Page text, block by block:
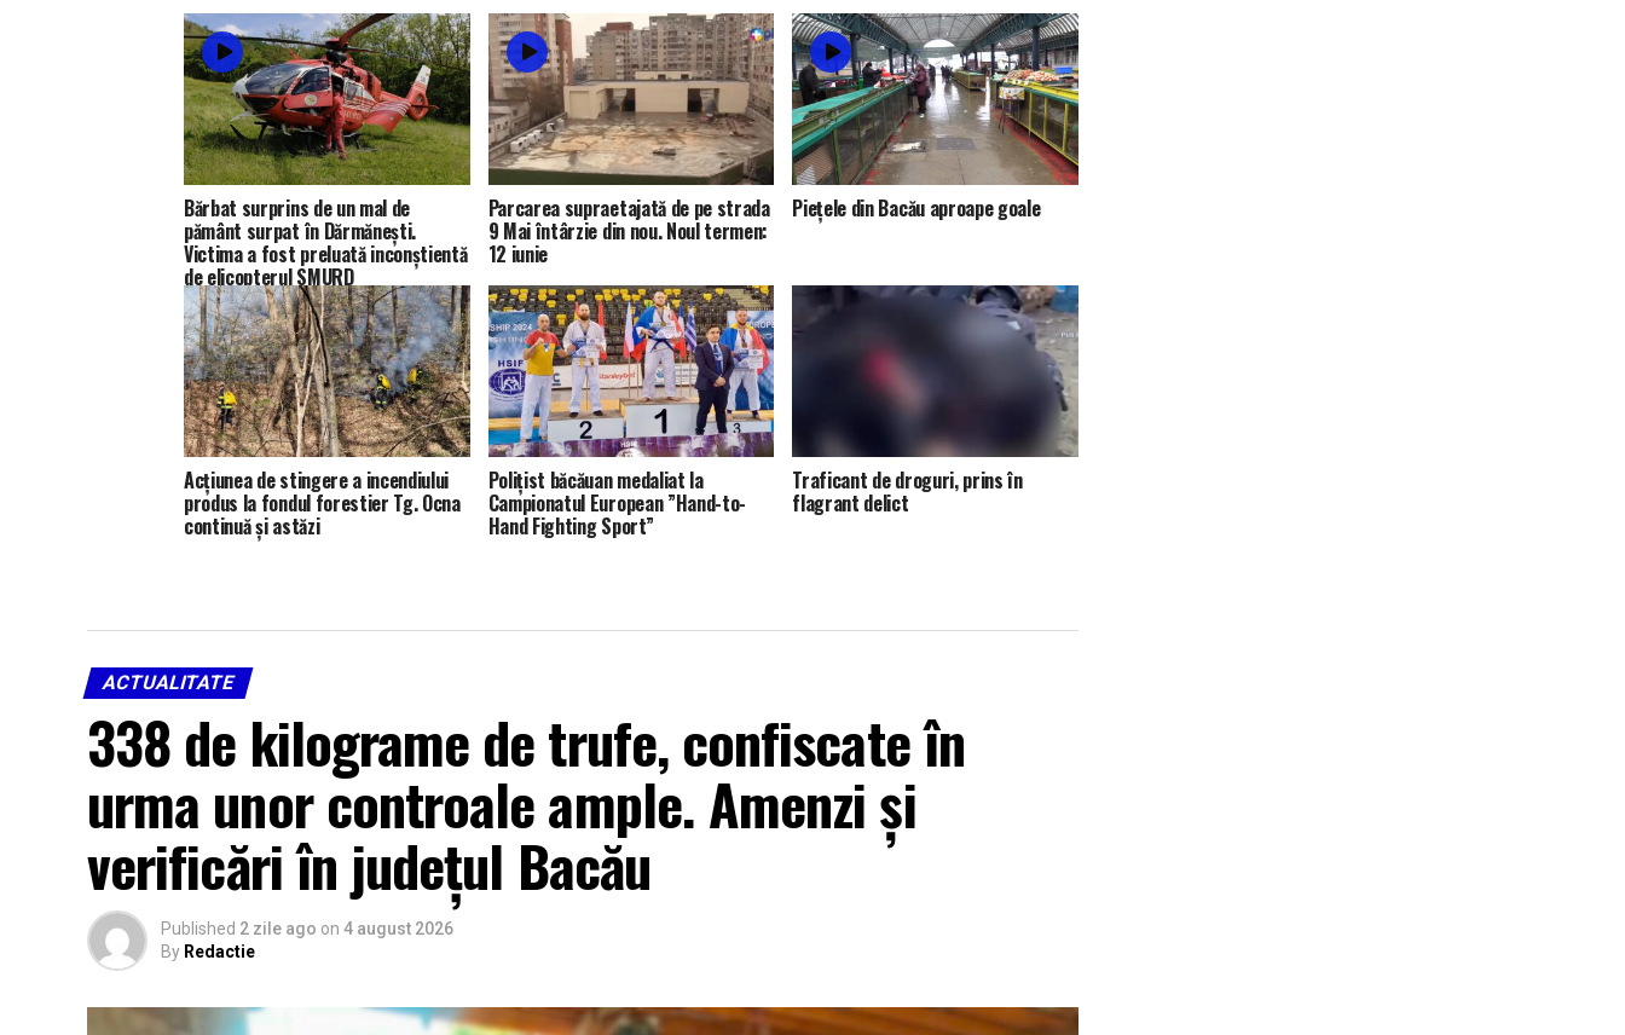
Bărbat surprins de un mal de
pământ surpat în Dărmănești.
Victima a fost preluată inconștientă
de elicopterul SMURD
Parcarea supraetajată de pe strada
9 Mai întârzie din nou. Noul termen:
12 iunie
Piețele din Bacău aproape goale
Acțiunea de stingere a incendiului
produs la fondul forestier Tg. Ocna
continuă și astăzi
Polițist băcăuan medaliat la
Campionatul European ”Hand-to-
Hand Fighting Sport”
Traficant de droguri, prins în
flagrant delict
ACTUALITATE
338 de kilograme de trufe, confiscate în
urma unor controale ample. Amenzi și
verificări în județul Bacău
Published 2 zile ago on 4 august 2026
By Redactie